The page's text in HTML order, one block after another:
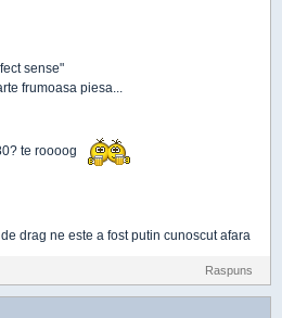
sense"
frumoasa piesa...
te roooog
drag ne este a fost putin cunoscut afara
Raspuns